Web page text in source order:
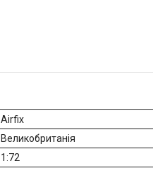
Airfix
Великобританія
1:72